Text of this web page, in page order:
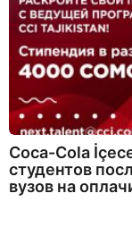
Coca-Cola
студентов
вузов на